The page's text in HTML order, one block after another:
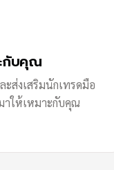
กับคุณ
ส่งเสริมนักเทรดมือ
ให้เหมาะกับคุณ